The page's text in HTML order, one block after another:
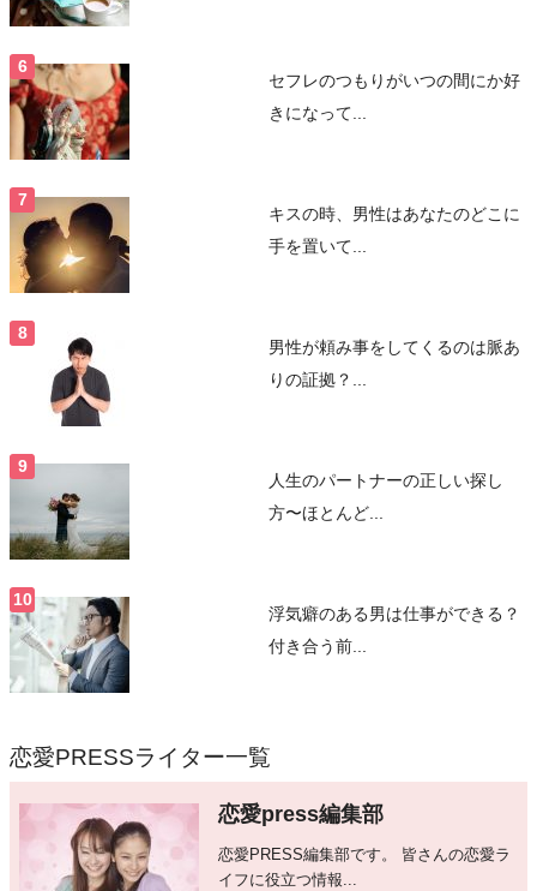
セフレのつもりがいつの間にか好
きになって...
キスの時、男性はあなたのどこに
手を置いて...
男性が頼み事をしてくるのは脈あ
りの証拠？...
人生のパートナーの正しい探し
方〜ほとんど...
浮気癖のある男は仕事ができる？
付き合う前...
恋愛PRESSライター一覧
恋愛press編集部
恋愛PRESS編集部です。 皆さんの恋愛ラ
イフに役立つ情報...